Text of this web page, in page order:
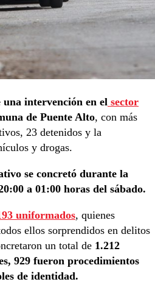
intervención en el sector
de Puente Alto, con más
23 detenidos y la
y drogas.
se concretó durante la
a 01:00 horas del sábado.
uniformados, quienes
ellos sorprendidos en delitos
un total de 1.212
929 fueron procedimientos
de identidad.